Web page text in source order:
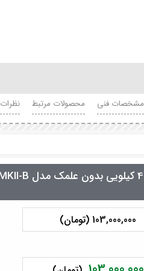
مشخصات فنی محصولات مرتبط نظرات
103,000,000 (تومان)